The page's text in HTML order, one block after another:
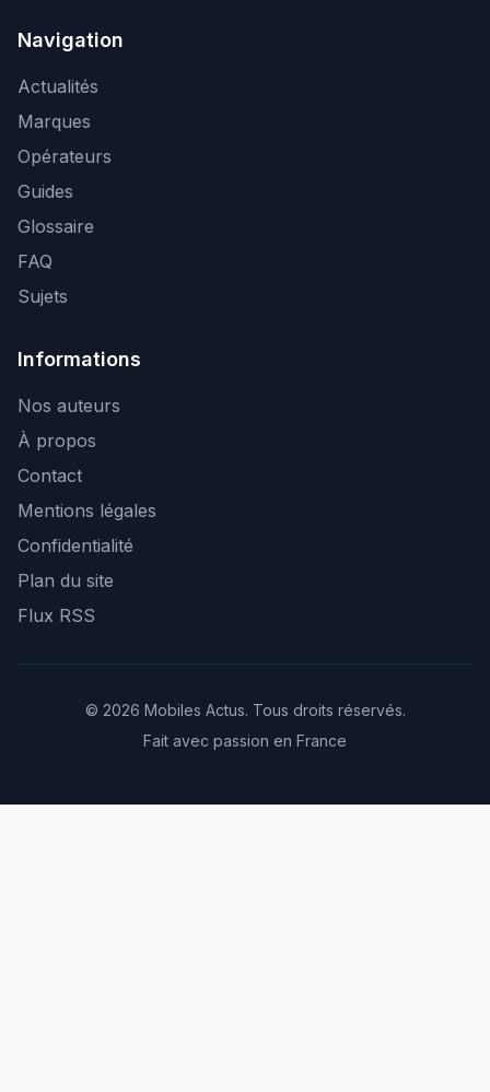
Navigation
Actualités
Marques
Opérateurs
Guides
Glossaire
FAQ
Sujets
Informations
Nos auteurs
À propos
Contact
Mentions légales
Confidentialité
Plan du site
Flux RSS
© 2026 Mobiles Actus. Tous droits réservés.
Fait avec passion en France